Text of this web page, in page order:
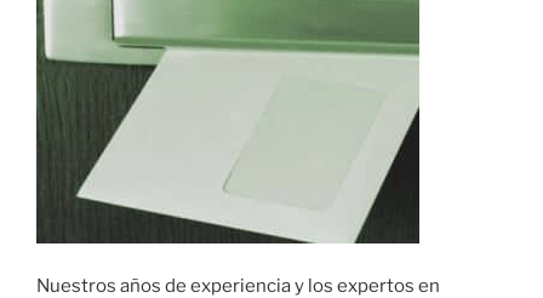
Nuestros años de experiencia y los expertos en